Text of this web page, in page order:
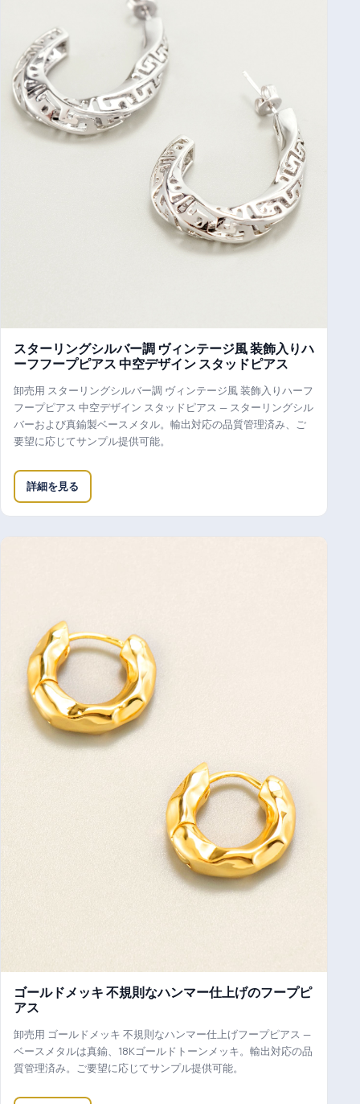
スターリングシルバー調 ヴィンテージ風 装飾入りハ
ーフフープピアス 中空デザイン スタッドピアス
卸売用 スターリングシルバー調 ヴィンテージ風 装飾入りハーフ
フープピアス 中空デザイン スタッドピアス — スターリングシル
バーおよび真鍮製ベースメタル。輸出対応の品質管理済み、ご
要望に応じてサンプル提供可能。
詳細を見る
ゴールドメッキ 不規則なハンマー仕上げのフープピ
アス
卸売用 ゴールドメッキ 不規則なハンマー仕上げフープピアス —
ベースメタルは真鍮、18Kゴールドトーンメッキ。輸出対応の品
質管理済み。ご要望に応じてサンプル提供可能。